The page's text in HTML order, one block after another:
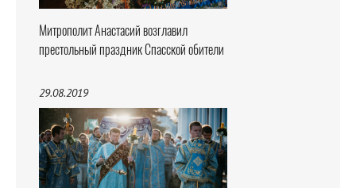
Митрополит Анастасий возглавил
престольный праздник Спасской обители
29.08.2019